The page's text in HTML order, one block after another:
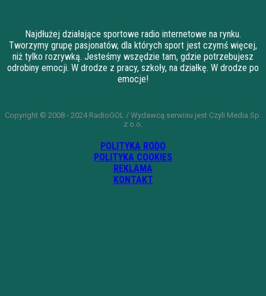
Najdłużej działające sportowe radio internetowe na rynku.
Tworzymy grupę pasjonatów, dla których sport jest czymś więcej,
niż tylko rozrywką. Jesteśmy wszędzie tam, gdzie potrzebujesz
odrobiny emocji. W drodze z pracy, szkoły, na działkę. W drodze po
emocje!
Copyright © 2008 - 2024 RadioGOL / Wydawcą serwisu jest Czyli Media Sp.
z o.o.
POLITYKA RODO
POLITYKA COOKIES
REKLAMA
KONTAKT